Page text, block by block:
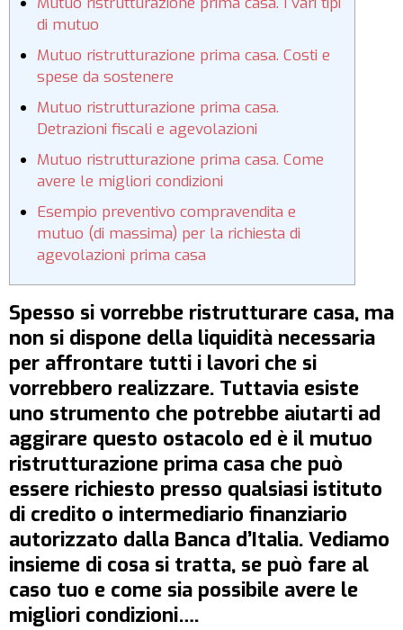
di mutuo
Mutuo ristrutturazione prima casa. Costi e
spese da sostenere
Mutuo ristrutturazione prima casa.
Detrazioni fiscali e agevolazioni
Mutuo ristrutturazione prima casa. Come
avere le migliori condizioni
Esempio preventivo compravendita e
mutuo (di massima) per la richiesta di
agevolazioni prima casa
Spesso si vorrebbe ristrutturare casa, ma
non si dispone della liquidità necessaria
per affrontare tutti i lavori che si
vorrebbero realizzare. Tuttavia esiste
uno strumento che potrebbe aiutarti ad
aggirare questo ostacolo ed è il mutuo
ristrutturazione prima casa che può
essere richiesto presso qualsiasi istituto
di credito o intermediario finanziario
autorizzato dalla Banca d’Italia. Vediamo
insieme di cosa si tratta, se può fare al
caso tuo e come sia possibile avere le
migliori condizioni….